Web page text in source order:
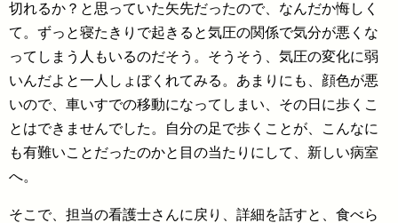
切れるか？と思っていた矢先だったので、なんだか悔しく
て。ずっと寝たきりで起きると気圧の関係で気分が悪くな
ってしまう人もいるのだそう。そうそう、気圧の変化に弱
いんだよと一人しょぼくれてみる。あまりにも、顔色が悪
いので、車いすでの移動になってしまい、その日に歩くこ
とはできませんでした。自分の足で歩くことが、こんなに
も有難いことだったのかと目の当たりにして、新しい病室
へ。
そこで、担当の看護士さんに戻り、詳細を話すと、食べら